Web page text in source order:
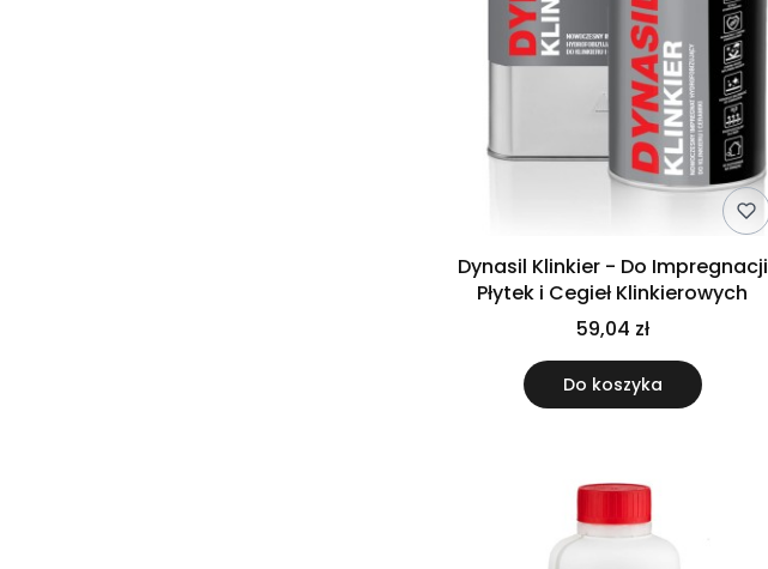
Dynasil Klinkier - Do Impregnacji
Płytek i Cegieł Klinkierowych
59,04 zł
Do koszyka